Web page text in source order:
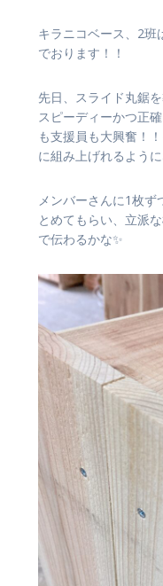
キラニコベース、2班
でおります！！
先日、スライド丸鋸
スピーディーかつ正
も支援員も大興奮！
に組み上げれるよう
メンバーさんに1枚
とめてもらい、立派
で伝わるかな✨